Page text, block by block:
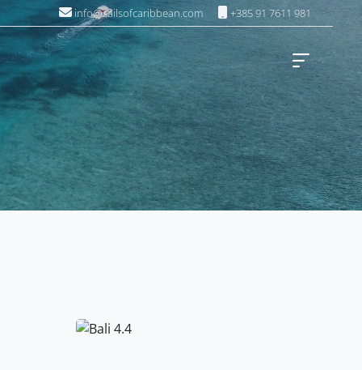
info@sailsofcaribbean.com +385 91 7611 981